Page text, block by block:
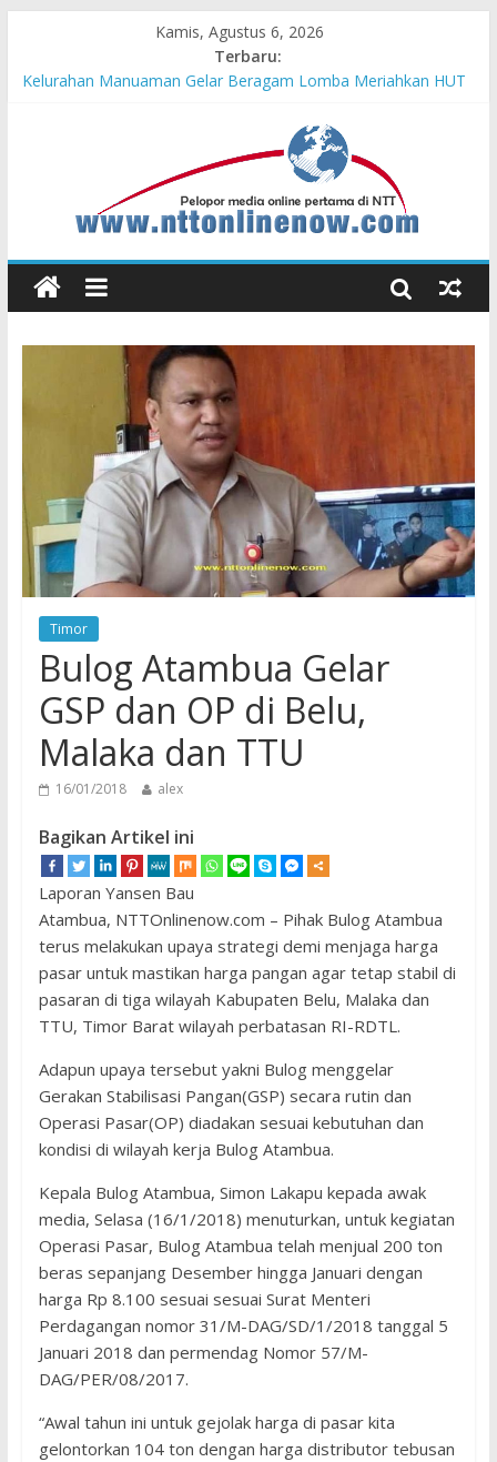
Kamis, Agustus 6, 2026
Terbaru:
Hasil KKN Kolaborasi UGM-Undana Jadi Pedoman Bangun
Kelurahan Manuaman Gelar Beragam Lomba Meriahkan HUT
Pengadaan Kapal PPA Perkuat Kemampuan Pertahanan Udara
TNI AL Hadapi Ancaman Maritim Modern
Cahaya Kemerdekaan di Nonotbatan: Listrik Masuk Desa, PLN
Honda AT Family Day Semarakkan 11 Kota di Jawa Timur
Timor
Bulog Atambua Gelar
GSP dan OP di Belu,
Malaka dan TTU
16/01/2018 alex
Bagikan Artikel ini
Laporan Yansen Bau
Atambua, NTTOnlinenow.com – Pihak Bulog Atambua
terus melakukan upaya strategi demi menjaga harga
pasar untuk mastikan harga pangan agar tetap stabil di
pasaran di tiga wilayah Kabupaten Belu, Malaka dan
TTU, Timor Barat wilayah perbatasan RI-RDTL.
Adapun upaya tersebut yakni Bulog menggelar
Gerakan Stabilisasi Pangan(GSP) secara rutin dan
Operasi Pasar(OP) diadakan sesuai kebutuhan dan
kondisi di wilayah kerja Bulog Atambua.
Kepala Bulog Atambua, Simon Lakapu kepada awak
media, Selasa (16/1/2018) menuturkan, untuk kegiatan
Operasi Pasar, Bulog Atambua telah menjual 200 ton
beras sepanjang Desember hingga Januari dengan
harga Rp 8.100 sesuai sesuai Surat Menteri
Perdagangan nomor 31/M-DAG/SD/1/2018 tanggal 5
Januari 2018 dan permendag Nomor 57/M-
DAG/PER/08/2017.
“Awal tahun ini untuk gejolak harga di pasar kita
gelontorkan 104 ton dengan harga distributor tebusan